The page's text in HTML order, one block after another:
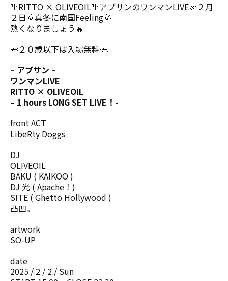
🌴RITTO × OLIVEOIL🌴アブサンのワンマンLIVE🎉２月
２日🌞真冬に南国Feeling🌞
熱くなりましょう🔥
🦈２０歳以下は入場無料🦈
– アブサン –
ワンマンLIVE
RITTO × OLIVEOIL
– 1 hours LONG SET LIVE！-
front ACT
LibeRty Doggs
DJ
OLIVEOIL
BAKU ( KAIKOO )
DJ 光 ( Apache！)
SITE ( Ghetto Hollywood )
凸凹。
artwork
SO-UP
date
2025 / 2 / 2 / Sun